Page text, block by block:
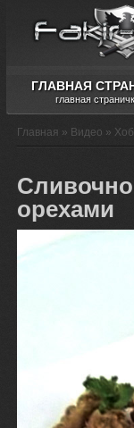
ГЛАВНАЯ
главная
Главная » Видео »
орехами